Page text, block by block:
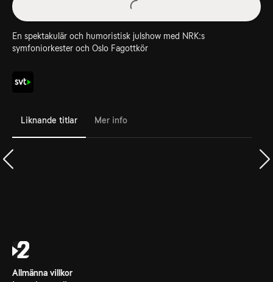
En spektakulär och humoristisk julshow med NRK:s
symfoniorkester och Oslo Fagottkör
Liknande titlar Mer info
Allmänna villkor